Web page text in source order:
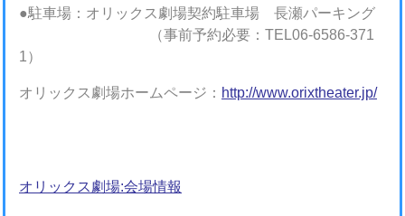
●駐車場：オリックス劇場契約駐車場 長瀬パーキング
（事前予約必要：TEL06-6586-371
1）
オリックス劇場ホームページ： http://www.orixtheater.jp/
オリックス劇場:会場情報